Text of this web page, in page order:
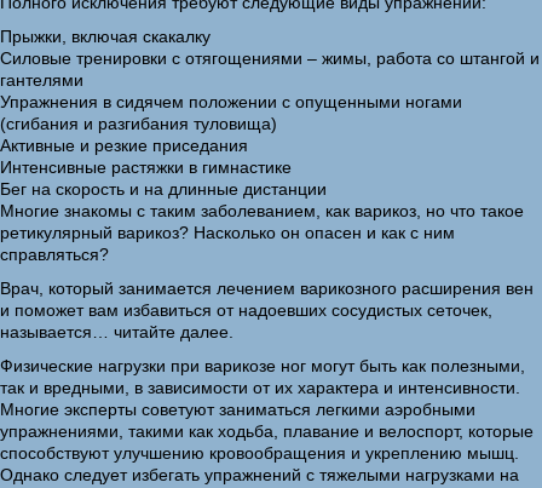
Прыжки, включая скакалку
Силовые тренировки с отягощениями – жимы, работа со штангой и
гантелями
Упражнения в сидячем положении с опущенными ногами
(сгибания и разгибания туловища)
Активные и резкие приседания
Интенсивные растяжки в гимнастике
Бег на скорость и на длинные дистанции
Многие знакомы с таким заболеванием, как варикоз, но что такое
ретикулярный варикоз? Насколько он опасен и как с ним
справляться?
Врач, который занимается лечением варикозного расширения вен
и поможет вам избавиться от надоевших сосудистых сеточек,
называется… читайте далее.
Физические нагрузки при варикозе ног могут быть как полезными,
так и вредными, в зависимости от их характера и интенсивности.
Многие эксперты советуют заниматься легкими аэробными
упражнениями, такими как ходьба, плавание и велоспорт, которые
способствуют улучшению кровообращения и укреплению мышц.
Однако следует избегать упражнений с тяжелыми нагрузками на